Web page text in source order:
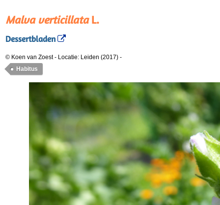
Malva verticillataL.
Dessertbladen
© Koen van Zoest- Locatie: Leiden (2017) -
Habitus